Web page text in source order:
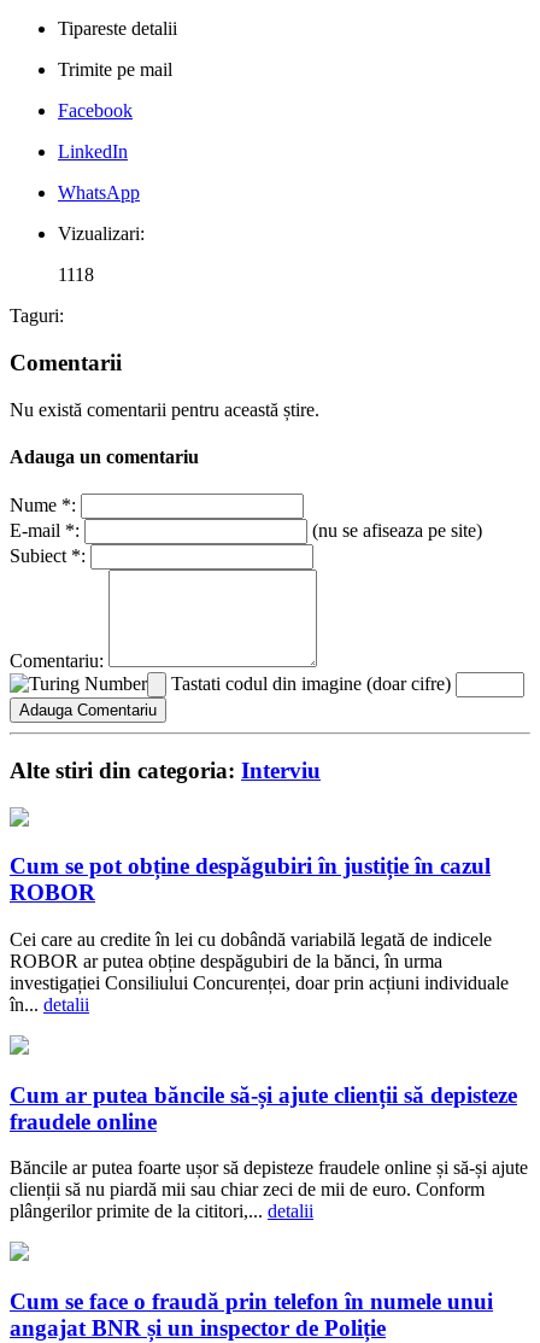
Tipareste detalii
Trimite pe mail
Facebook
LinkedIn
WhatsApp
Vizualizari:
1118
Taguri:
Comentarii
Nu există comentarii pentru această știre.
Adauga un comentariu
Nume *:
E-mail *:
(nu se afiseaza pe site)
Subiect *:
Comentariu:
Tastati codul din imagine (doar cifre)
Alte stiri din categoria: Interviu
Cum se pot obține despăgubiri în justiție în cazul
ROBOR
Cei care au credite în lei cu dobândă variabilă legată de indicele
ROBOR ar putea obține despăgubiri de la bănci, în urma
investigației Consiliului Concurenței, doar prin acțiuni individuale
în... detalii
Cum ar putea băncile să-și ajute clienții să depisteze
fraudele online
Băncile ar putea foarte ușor să depisteze fraudele online și să-și ajute
clienții să nu piardă mii sau chiar zeci de mii de euro. Conform
plângerilor primite de la cititori,... detalii
Cum se face o fraudă prin telefon în numele unui
angajat BNR și un inspector de Poliție